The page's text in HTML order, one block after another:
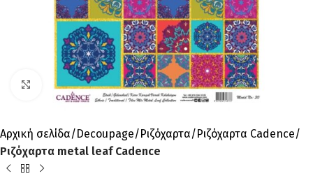
Click to enlarge
Αρχική σελίδα Decoupage Ριζόχαρτα Ριζόχαρτα Cadence
Ριζόχαρτα metal leaf Cadence